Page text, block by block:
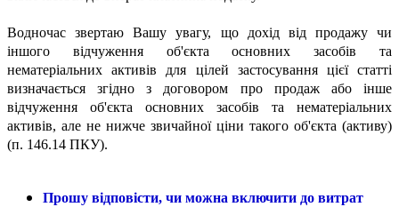
Водночас звертаю Вашу увагу, що дохід від продажу чи
іншого відчуження об'єкта основних засобів та
нематеріальних активів для цілей застосування цієї статті
визначається згідно з договором про продаж або інше
відчуження об'єкта основних засобів та нематеріальних
активів, але не нижче звичайної ціни такого об'єкта (активу)
(п. 146.14 ПКУ).
Прошу відповісти, чи можна включити до витрат